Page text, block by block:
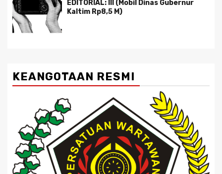
EDITORIAL: III (Mobil Dinas Gubernur
Kaltim Rp8,5 M)
KEANGOTAAN RESMI